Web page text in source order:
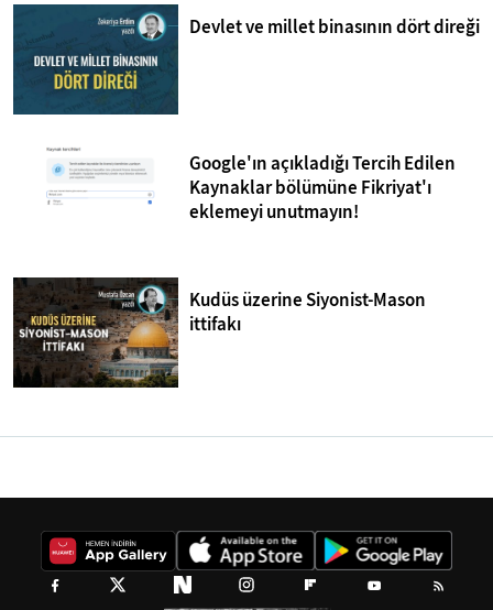
Devlet ve millet binasının dört direği
Google'ın açıkladığı Tercih Edilen
Kaynaklar bölümüne Fikriyat'ı
eklemeyi unutmayın!
Kudüs üzerine Siyonist-Mason
ittifakı